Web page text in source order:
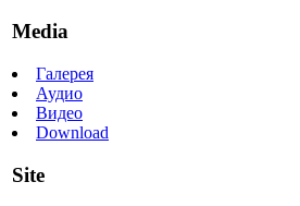
Media
Галерея
Аудио
Видео
Download
Site